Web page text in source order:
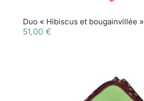
Duo « Hibiscus et bougainvillée »
51,00 €